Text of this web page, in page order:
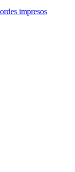
impresos